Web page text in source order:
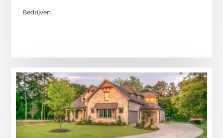
Bedrijven